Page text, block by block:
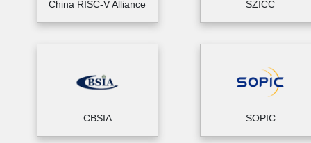
China RISC-V Alliance SZICC
CBSIA SOPIC